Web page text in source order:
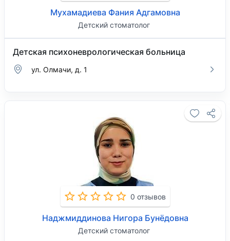
Мухамадиева Фания Адгамовна
Детский стоматолог
Детская психоневрологическая больница
ул. Олмачи, д. 1
0 отзывов
Наджмиддинова Нигора Бунёдовна
Детский стоматолог